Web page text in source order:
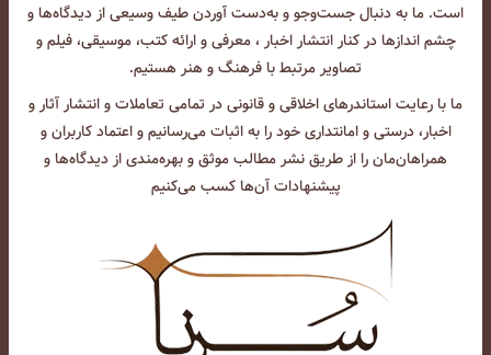
است. ما به دنبال جست‌و‌جو و به‌دست آوردن طیف وسیعی از دیدگاه‌ها و
چشم انداز‌ها در کنار انتشار اخبار ، معرفی و ارائه کتب، موسیقی، فیلم و
تصاویر مرتبط با فرهنگ و هنر هستیم.
ما با رعایت استاندرهای اخلاقی و قانونی در تمامی تعاملات و انتشار آثار و
اخبار، درستی و امانتداری خود را به اثبات می‌رسانیم و اعتماد کاربران و
همراهان‌مان را از طریق نشر مطالب موثق و بهره‌مندی از دیدگاه‌ها و
پیشنهادات آن‌ها کسب می‌کنیم